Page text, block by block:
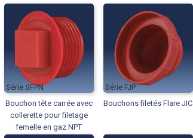
SFPN
Bouchon tête carrée avec
collerette pour filetage
femelle en gaz NPT
FJP
Bouchons filetés Flare JIC